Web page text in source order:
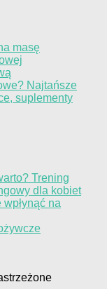
masę
Najtańsze
suplementy
Trening
dla kobiet
na